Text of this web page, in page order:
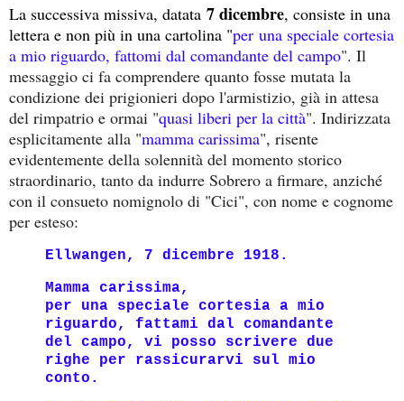
La successiva missiva, datata 7 dicembre, consiste in una
lettera e non più in una cartolina "per una speciale cortesia
a mio riguardo, fattomi dal comandante del campo". Il
messaggio ci fa comprendere quanto fosse mutata la
condizione dei prigionieri dopo l'armistizio, già in attesa
del rimpatrio e ormai "quasi liberi per la città". Indirizzata
esplicitamente alla "mamma carissima", risente
evidentemente della solennità del momento storico
straordinario, tanto da indurre Sobrero a firmare, anziché
con il consueto nomignolo di "Cici", con nome e cognome
per esteso:
Ellwangen, 7 dicembre 1918.
Mamma carissima,
per una speciale cortesia a mio
riguardo, fattami dal comandante
del campo, vi posso scrivere due
righe per rassicurarvi sul mio
conto.